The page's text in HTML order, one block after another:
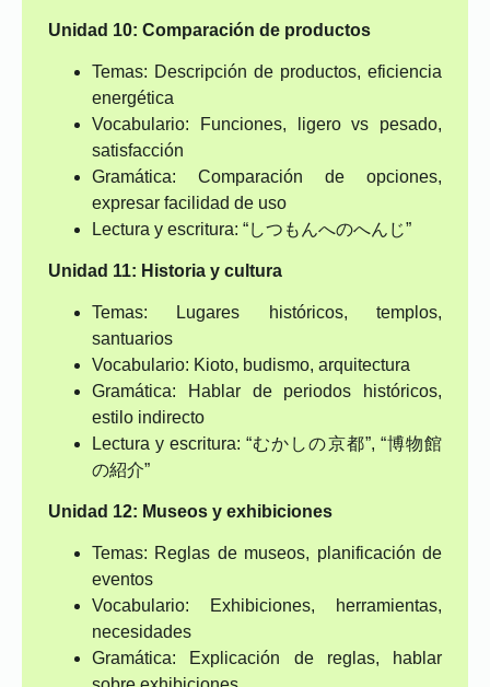
Unidad 10: Comparación de productos
Temas: Descripción de productos, eficiencia
energética
Vocabulario: Funciones, ligero vs pesado,
satisfacción
Gramática: Comparación de opciones,
expresar facilidad de uso
Lectura y escritura: “しつもんへのへんじ”
Unidad 11: Historia y cultura
Temas: Lugares históricos, templos,
santuarios
Vocabulario: Kioto, budismo, arquitectura
Gramática: Hablar de periodos históricos,
estilo indirecto
Lectura y escritura: “むかしの京都”, “博物館
の紹介”
Unidad 12: Museos y exhibiciones
Temas: Reglas de museos, planificación de
eventos
Vocabulario: Exhibiciones, herramientas,
necesidades
Gramática: Explicación de reglas, hablar